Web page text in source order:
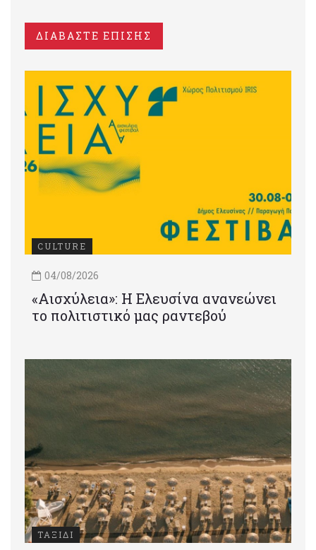
ΔΙΑΒΑΣΤΕ ΕΠΙΣΗΣ
CULTURE
04/08/2026
«Αισχύλεια»: Η Ελευσίνα ανανεώνει
το πολιτιστικό μας ραντεβού
ΤΑΞΙΔΙ